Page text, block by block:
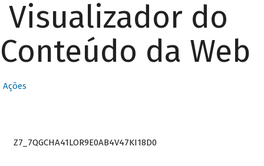
Visualizador do
Conteúdo da Web
Ações
Z7_7QGCHA41LOR9E0AB4V47KI18D0